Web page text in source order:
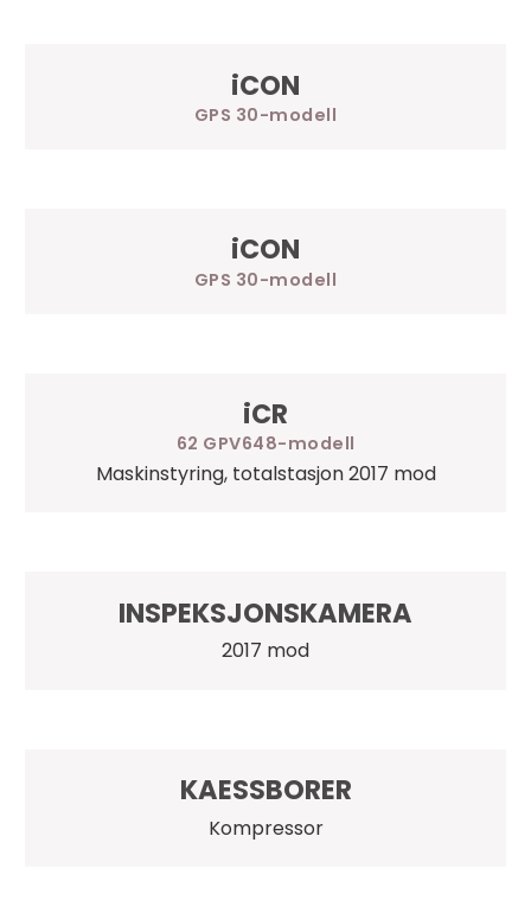
iCON
GPS 30
iCON
GPS 30
iCR
62 GPV648
Maskinstyring, totalstasjon 2017 mod
INSPEKSJONSKAMERA
2017 mod
KAESSBORER
Kompressor